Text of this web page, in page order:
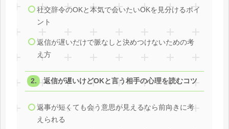
社交辞令のOKと本気で会いたいOKを見分けるポイ
ント
返信が遅いだけで脈なしと決めつけないための考
え方
返信が遅いけどOKと言う相手の心理を読むコツ
返事が短くても会う意思が見えるなら前向きに考
えられる